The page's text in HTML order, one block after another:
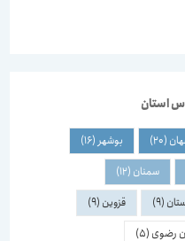
(20) بوشهر(16)
سمنان(12)
(9) قزوین(9)
(5)